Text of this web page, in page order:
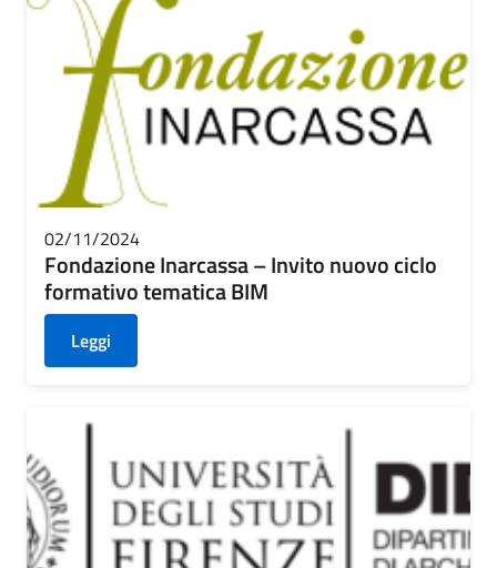
02/11/2024
Fondazione Inarcassa – Invito nuovo ciclo
formativo tematica BIM
Leggi